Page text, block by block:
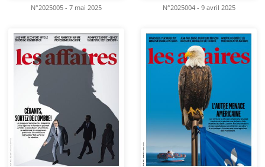
N°2025005 - 7 mai 2025 N°2025004 - 9 avril 2025